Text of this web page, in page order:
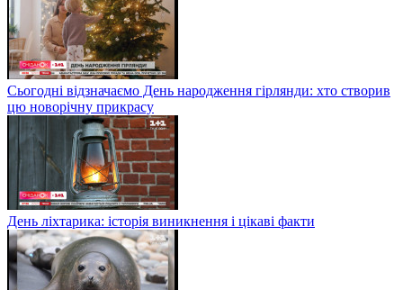
Сьогодні відзначаємо День народження гірлянди: хто створив
цю новорічну прикрасу
День ліхтарика: історія виникнення і цікаві факти